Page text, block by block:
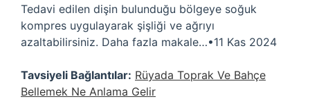
Tedavi edilen dişin bulunduğu bölgeye soğuk
kompres uygulayarak şişliği ve ağrıyı
azaltabilirsiniz. Daha fazla makale…•11 Kas 2024
Tavsiyeli Bağlantılar: Rüyada Toprak Ve Bahçe
Bellemek Ne Anlama Gelir